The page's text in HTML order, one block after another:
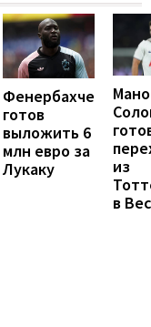
Фенербахче
готов
выложить 6
млн евро за
Лукаку
из
в